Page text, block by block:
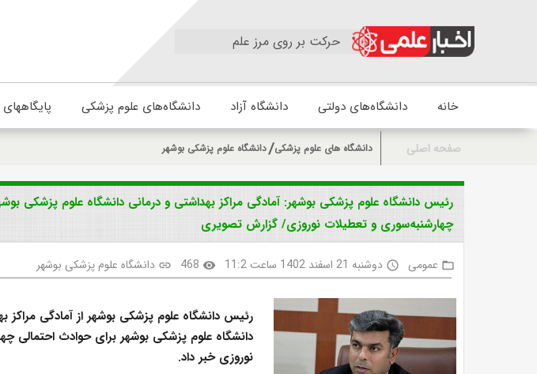
حرکت بر روی مرز علم
خانه دانشگاه‌های دولتی دانشگاه آزاد دانشگاه‌های علوم پزشکی
صفحه اصلی دانشگاه های علوم پزشکی دانشگاه علوم پزشکی بوشهر
رئیس دانشگاه علوم پزشکی بوشهر: آمادگی مراکز بهداشتی و درمانی دانشگاه علوم پزشکی
چهارشنبه‌سوری و تعطیلات نوروزی/ گزارش تصویری
folder_open عمومی access_time دوشنبه 21 اسفند 1402 ساعت 11:2 visibility
468
link دانشگاه علوم پزشکی بوشهر
رئیس دانشگاه علوم پزشکی بوشهر از آمادگی مراکز
دانشگاه علوم پزشکی بوشهر برای حوادث احتمالی
نوروزی خبر داد.